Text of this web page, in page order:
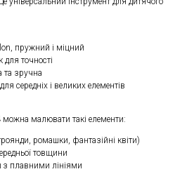
пружний і міцний
точності
та зручна
середніх і великих елементів
можна малювати такі елементи:
ромашки, фантазійні квіти)
товщини
з плавними лініями